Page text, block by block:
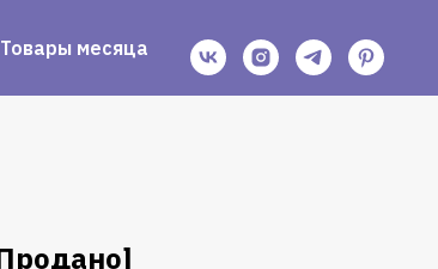
Товары месяца